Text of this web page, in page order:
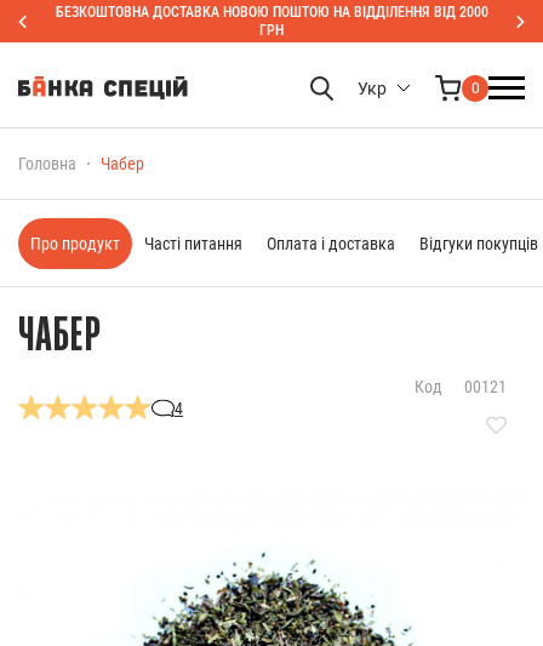
БЕЗКОШТОВНА ДОСТАВКА НОВОЮ ПОШТОЮ НА ВІДДІЛЕННЯ ВІД 2000
ГРН
Укр 0
Головна Чабер
ЧАБЕР
4
Код 00121
Про продукт Часті питання Оплата і доставка Відгуки покупців